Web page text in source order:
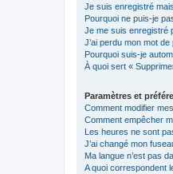
Je suis enregistré
Pourquoi ne puis-je
Je me suis enregistré
J’ai perdu mon mot de
Pourquoi suis-je
À quoi sert «
Paramètres et
Comment modifier
Comment empêcher
Les heures ne sont
J’ai changé mon
Ma langue n’est pas
A quoi correspondent